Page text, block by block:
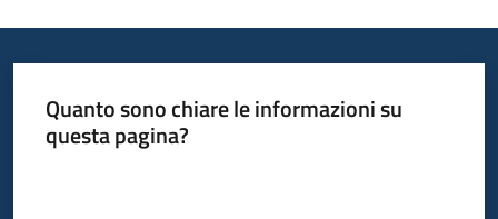
Quanto sono chiare le informazioni su
questa pagina?